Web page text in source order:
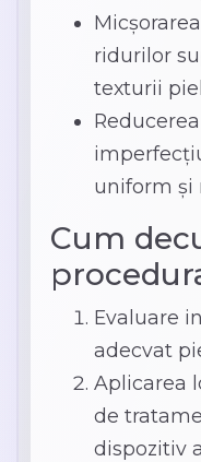
ridurilor
texturii
uniform și
Cum
Evaluare
adecvat
Aplicarea
de
dispozitiv